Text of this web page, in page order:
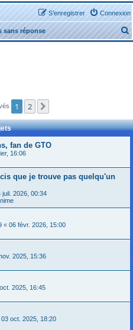
Connexion
S’enregistrer
sans réponse
e
h
1 2
fan de GTO
16:06
que je trouve pas quelqu'un
juil. 2026, 00:34
« 06 févr. 2026, 15:00
2025, 15:36
2025, 16:45
03 oct. 2025, 18:20